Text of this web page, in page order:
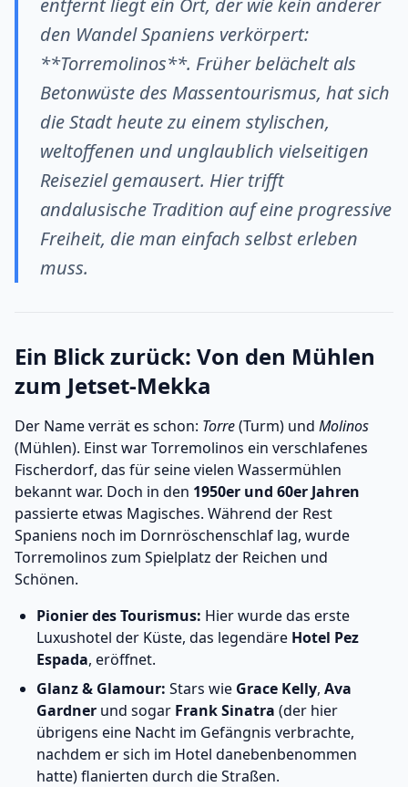
entfernt liegt ein Ort, der wie kein anderer
den Wandel Spaniens verkörpert:
**Torremolinos**. Früher belächelt als
Betonwüste des Massentourismus, hat sich
die Stadt heute zu einem stylischen,
weltoffenen und unglaublich vielseitigen
Reiseziel gemausert. Hier trifft
andalusische Tradition auf eine progressive
Freiheit, die man einfach selbst erleben
muss.
Ein Blick zurück: Von den Mühlen
zum Jetset-Mekka
Der Name verrät es schon: Torre(Turm) und Molinos
(Mühlen). Einst war Torremolinos ein verschlafenes
Fischerdorf, das für seine vielen Wassermühlen
bekannt war. Doch in den 1950er und 60er Jahren
passierte etwas Magisches. Während der Rest
Spaniens noch im Dornröschenschlaf lag, wurde
Torremolinos zum Spielplatz der Reichen und
Schönen.
Pionier des Tourismus: Hier wurde das erste
Luxushotel der Küste, das legendäre Hotel Pez
Espada, eröffnet.
Glanz & Glamour: Stars wie Grace Kelly, Ava
Gardner und sogar Frank Sinatra (der hier
übrigens eine Nacht im Gefängnis verbrachte,
nachdem er sich im Hotel danebenbenommen
hatte) flanierten durch die Straßen.